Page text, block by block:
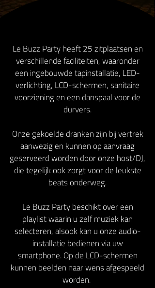
Le Buzz Party heeft 25 zitplaatsen en
verschillende faciliteiten, waaronder
een ingebouwde tapinstallatie, LED-
verlichting, LCD-schermen, sanitaire
voorziening en een danspaal voor de
durvers.
Onze gekoelde dranken zijn bij vertrek
aanwezig en kunnen op aanvraag
geserveerd worden door onze host/DJ,
die tegelijk ook zorgt voor de leukste
beats onderweg.
Le Buzz Party beschikt over een
playlist waarin u zelf muziek kan
selecteren, alsook kan u onze audio-
installatie bedienen via uw
smartphone. Op de LCD-schermen
kunnen beelden naar wens afgespeeld
worden.